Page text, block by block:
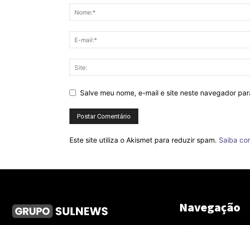
Salve meu nome, e-mail e site neste navegador
Este site utiliza o Akismet para reduzir spam. Saiba
Navegação